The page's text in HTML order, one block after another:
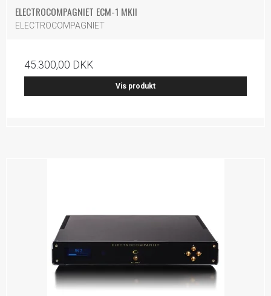
ELECTROCOMPAGNIET ECM-1 MKII
ELECTROCOMPAGNIET
45.300,00 DKK
Vis produkt